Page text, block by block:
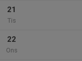
21
Tis
22
Ons